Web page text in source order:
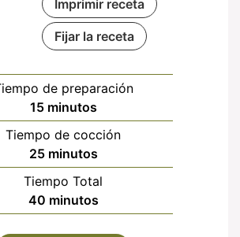
Imprimir receta
Fijar la receta
de preparación
15minutos
minutos
Tiempo de cocción
25minutos
minutos
Tiempo Total
40minutos
minutos